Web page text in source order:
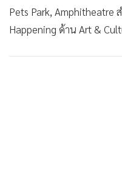
Pets Park, Amphitheatre
Happening ด้าน Art &